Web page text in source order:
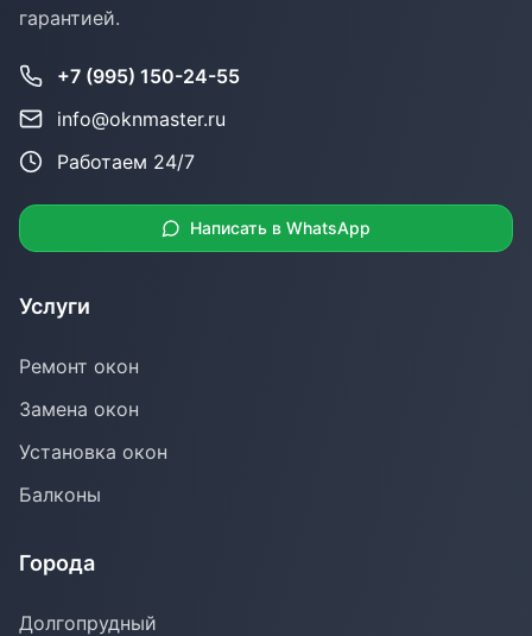
гарантией.
+7 (995) 150-24-55
info@oknmaster.ru
Работаем 24/7
Написать в WhatsApp
Услуги
Ремонт окон
Замена окон
Установка окон
Балконы
Города
Долгопрудный